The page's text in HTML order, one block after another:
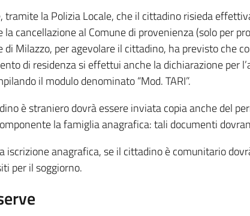
tramite la Polizia Locale, che il cittadino risieda
la cancellazione al Comune di provenienza (solo per
di Milazzo, per agevolare il cittadino, ha previsto che
di residenza si effettui anche la dichiarazione per
il modulo denominato “Mod. TARI”.
è straniero dovrà essere inviata copia anche del
la famiglia anagrafica: tali documenti
iscrizione anagrafica, se il cittadino è comunitario
per il soggiorno.